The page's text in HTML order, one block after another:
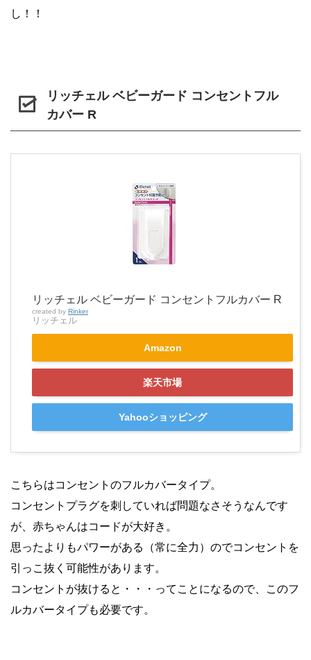
し！！
リッチェル ベビーガード コンセントフル
カバー R
リッチェル ベビーガード コンセントフルカバー R
created by Rinker
リッチェル
Amazon
楽天市場
Yahooショッピング
こちらはコンセントのフルカバータイプ。
コンセントプラグを刺していれば問題なさそうなんです
が、赤ちゃんはコードが大好き。
思ったよりもパワーがある（常に全力）のでコンセントを
引っこ抜く可能性があります。
コンセントが抜けると・・・ってことになるので、このフ
ルカバータイプも必要です。